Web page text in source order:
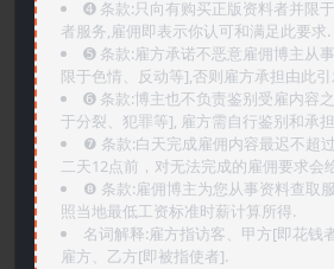
➍️ 条款:只向有购买正版资料者并限
者服务,雇佣即表示你认可和满足此要求.
➎ 条款:雇方承诺不恶意雇佣博主从
限于色情、反动等],否则雇方承担由此
➏️ 条款:博主也不负责鉴别受雇内容
于分裂、犯罪等], 雇方需自行鉴别和承
❼ 条款:白天完成雇佣内容最迟不超
二天12点前，对无法完成的雇佣要求会
❽ 条款:雇佣博主为您从事资料查取
照当地最低工资标准时薪计算所得.
名词解释:雇方指访客、甲方[即花钱
雇方、乙方[即被指使者].